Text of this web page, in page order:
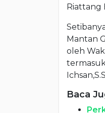
Riattang
Mantan
oleh
Baca